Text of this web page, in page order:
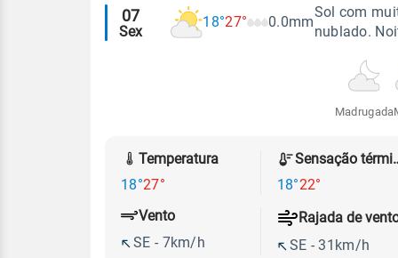
Alertas
meteorológicos
07
Sex
18°27° 0.0mm
Sol com
nublado.
Madrugada
Temperatura
18°27°
18°22°
Vento
SE - 7km/h
Rajada de
SE - 31km/h